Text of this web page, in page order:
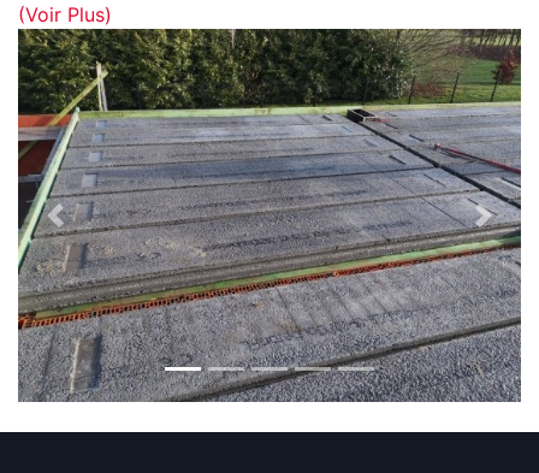
(Voir Plus)
Previous Next